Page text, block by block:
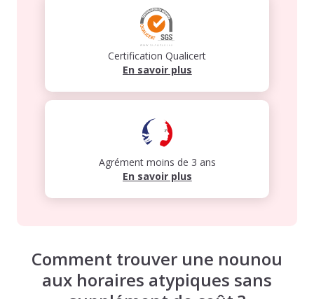
Certification Qualicert
En savoir plus
Agrément moins de 3 ans
En savoir plus
Comment trouver une nounou
aux horaires atypiques sans